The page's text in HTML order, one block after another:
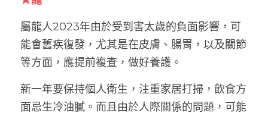
屬龍人2023年由於受到害太歲的負面影響，可
能會舊疾復發，尤其是在皮膚、腸胃，以及關節
等方面，應提前複查，做好養護。
新一年要保持個人衛生，注重家居打掃，飲食方
面忌生冷油膩。而且由於人際關係的問題，可能